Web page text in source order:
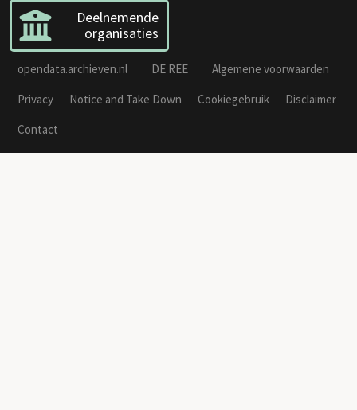
Deelnemende
organisaties
opendata.archieven.nl DE REE
Algemene voorwaarden
Privacy
Notice and Take Down Cookiegebruik
Disclaimer
Contact